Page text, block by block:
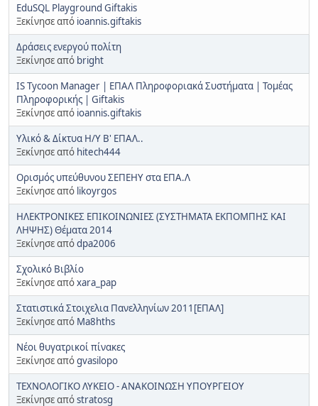
EduSQL Playground Giftakis
Ξεκίνησε από ioannis.giftakis
Δράσεις ενεργού πολίτη
Ξεκίνησε από bright
IS Tycoon Manager | ΕΠΑΛ Πληροφοριακά Συστήματα | Τομέας
Πληροφορικής | Giftakis
Ξεκίνησε από ioannis.giftakis
Υλικό & Δίκτυα Η/Υ Β' ΕΠΑΛ..
Ξεκίνησε από hitech444
Ορισμός υπεύθυνου ΣΕΠΕΗΥ στα ΕΠΑ.Λ
Ξεκίνησε από likoyrgos
ΗΛΕΚΤΡΟΝΙΚΕΣ ΕΠΙΚΟΙΝΩΝΙΕΣ (ΣΥΣΤΗΜΑΤΑ ΕΚΠΟΜΠΗΣ ΚΑΙ
ΛΗΨΗΣ) Θέματα 2014
Ξεκίνησε απόdpa2006
Σχολικό Βιβλίο
Ξεκίνησε απόxara_pap
Στατιστικά Στοιχελια Πανελληνίων 2011[ΕΠΑΛ]
Ξεκίνησε από Ma8hths
Νέοι θυγατρικοί πίνακες
Ξεκίνησε απόgvasilopo
ΤΕΧΝΟΛΟΓΙΚΟ ΛΥΚΕΙΟ - ΑΝΑΚΟΙΝΩΣΗ ΥΠΟΥΡΓΕΙΟΥ
Ξεκίνησε απόstratosg